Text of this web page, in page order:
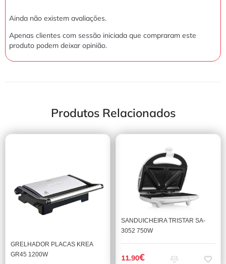
Ainda não existem avaliações.
Apenas clientes com sessão iniciada que compraram este
produto podem deixar opinião.
Produtos Relacionados
GRELHADOR PLACAS KREA
GR45 1200W
SANDUICHEIRA TRISTAR SA-
3052 750W
11.90€